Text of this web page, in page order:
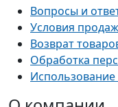
Вопросы и
Условия
Возврат
Обработка
Использование